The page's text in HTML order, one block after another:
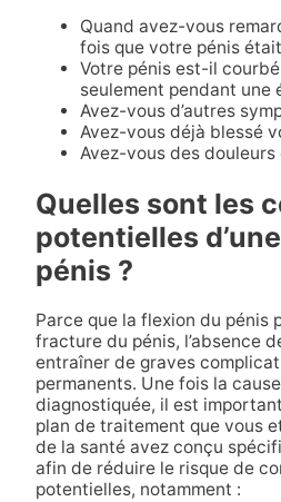
Quand avez-vous
fois que votre pénis
Votre pénis est-il
seulement pendant une
Avez-vous d’autres
Avez-vous déjà blessé
Avez-vous des
Quelles sont les
potentielles
pénis ?
Parce que la flexion du pénis
fracture du pénis, l’absence
entraîner de graves
permanents. Une fois la
diagnostiquée, il est
plan de traitement que vous
de la santé avez conçu
afin de réduire le risque de
potentielles, notamment :